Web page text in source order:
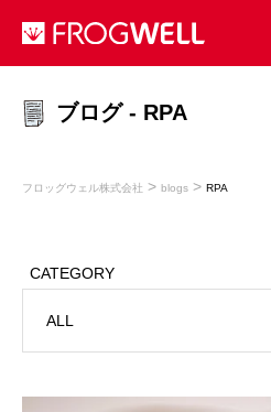
ブログ - RPA
フロッグウェル株式会社 > blogs > RPA
CATEGORY